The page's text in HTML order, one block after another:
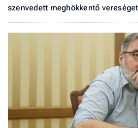
szenvedett meghökkentő vereséget